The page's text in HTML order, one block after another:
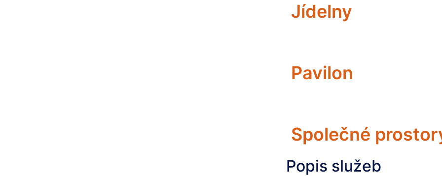
Jídelny
Pavilon
Společné
Popis služeb